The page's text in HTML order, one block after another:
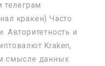
телеграм
кракен) Часто
Авторитетность и
Kraken,
смысле данных